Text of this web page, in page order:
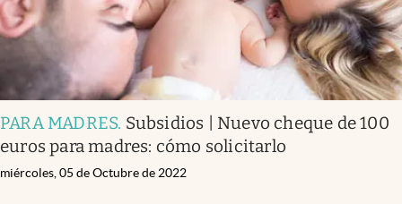
PARA MADRES. Subsidios | Nuevo cheque de 100
euros para madres: cómo solicitarlo
miércoles, 05 de Octubre de 2022